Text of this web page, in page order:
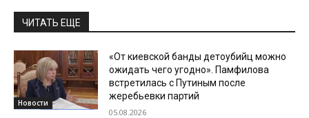
ЧИТАТЬ ЕЩЕ
Новости
«От киевской банды детоубийц можно
ожидать чего угодно». Памфилова
встретилась с Путиным после
жеребьевки партий
05.08.2026